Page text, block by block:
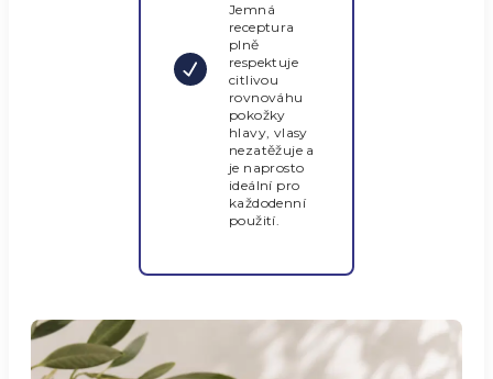
Jemná
receptura
plně
respektuje
citlivou
rovnováhu
pokožky
hlavy, vlasy
nezatěžuje a
je naprosto
ideální pro
každodenní
použití.